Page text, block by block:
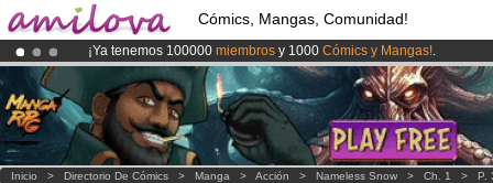
Cómics, Mangas, Comunidad!
¡Ya tenemos 100000 miembros y 1000 Cómics y Mangas!.
¡El Kickstarter Amilova está desormado lanzado!.
¡Conviertete en Premium por3.95 euros al mes!Hazte Premium ya
Inicio > Directorio De Cómics > Manga > Acción > Nameless Snow > Ch. 1 > P.